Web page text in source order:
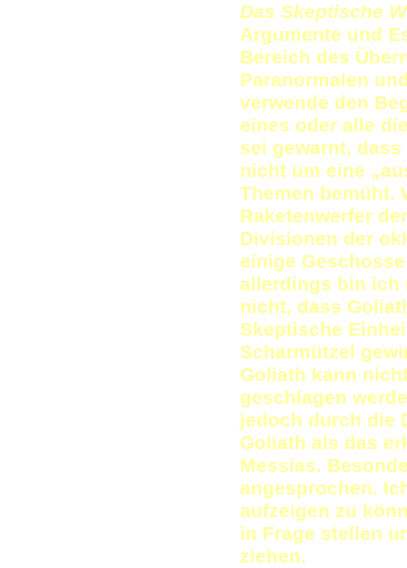
Das Skeptische
Argumente und
Bereich des
Paranormalen
verwende den
eines oder alle
sei gewarnt,
nicht um eine
Themen bemüht.
Raketenwerfer
Divisionen der
einige
allerdings bin ich
nicht, dass
Skeptische
Scharmützel
Goliath kann
geschlagen
jedoch durch die
Goliath als das
Messias.
angesprochen.
aufzeigen zu
in Frage stellen
ziehen.